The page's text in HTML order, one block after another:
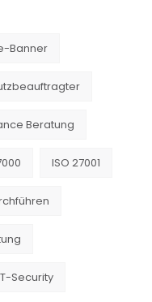
Banner
Beratung
ISO 27001
Security